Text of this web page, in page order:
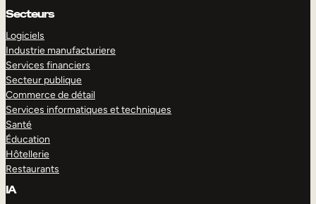
Secteurs
Logiciels
Industrie manufacturiere
Services financiers
Secteur publique
Commerce de détail
Services informatiques et techniques
Santé
Éducation
Hôtellerie
Restaurants
IA